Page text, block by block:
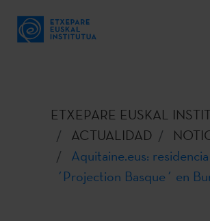
ETXEPARE EUSKAL
ACTUALIDAD
Aquitaine.eus:
´Projection Basque´ en